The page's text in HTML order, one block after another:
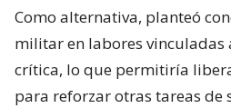
Como alternativa, planteó
militar en labores
crítica, lo que permitiría
para reforzar otras tareas de